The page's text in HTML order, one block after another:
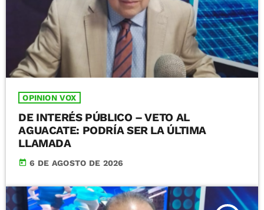
OPINION VOX
DE INTERÉS PÚBLICO – VETO AL
AGUACATE: PODRÍA SER LA ÚLTIMA
LLAMADA
today 6 DE AGOSTO DE 2026